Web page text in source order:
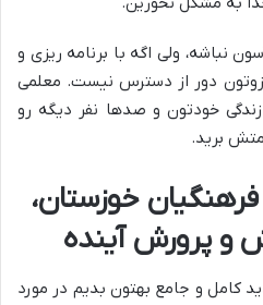
نباشه، ولی اگه با برنامه ریزی و
دور از دسترس نیست. معلمی
خودتون و صدها نفر دیگه رو
برید.
خوزستان،
و پرورش آینده
کامل و جامع بهتون بدیم در مورد